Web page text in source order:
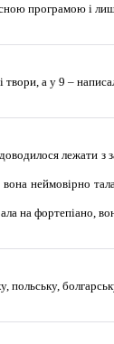
програмою і
твори, а у 9 –
лежати
неймовірно
на фортепіано,
польську,